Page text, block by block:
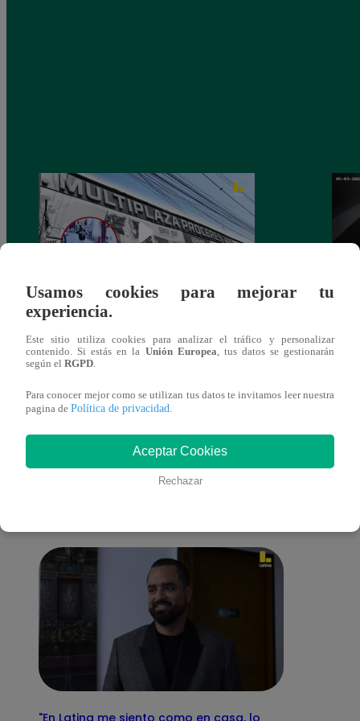
Asesinan a comerciante ferretero dentro de
galería en San Juan de Lurigancho
También te puede
interesar
"En Latina me siento como en casa, lo
Usamos cookies para mejorar tu
experiencia.
Este sitio utiliza cookies para analizar el tráfico y personalizar
contenido. Si estás en la Unión Europea, tus datos se gestionarán
según el RGPD.
Para conocer mejor como se utilizan tus datos te invitamos leer nuestra
pagina de Política de privacidad.
Aceptar Cookies
Rechazar